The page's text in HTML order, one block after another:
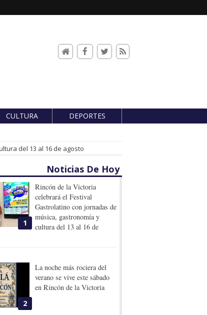
CULTURA DEPORTES
del 13 al 16 de agosto
Noticias De Hoy
1
Rincón de la Victoria
celebrará el Festival
Gastrolatino con jornadas de
música, gastronomía y
cultura del 13 al 16 de
2
La noche más rociera del
verano se vive este sábado
en Rincón de la Victoria